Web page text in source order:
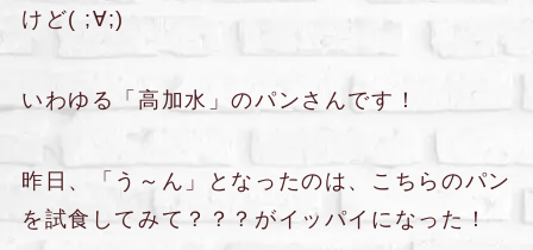
けど( ;∀;)
いわゆる「高加水」のパンさんです！
昨日、「う～ん」となったのは、こちらのパン
を試食してみて？？？がイッパイになった！